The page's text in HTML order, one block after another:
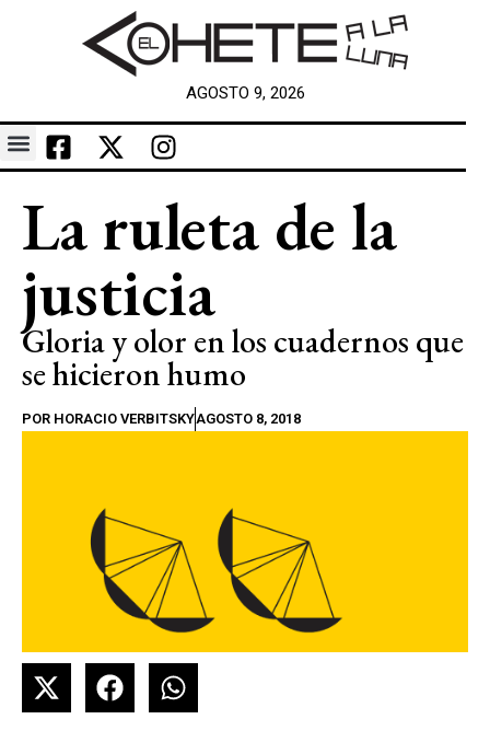
AGOSTO 9, 2026
La ruleta de la
justicia
Gloria y olor en los cuadernos que
se hicieron humo
POR HORACIO VERBITSKYAGOSTO 8, 2018